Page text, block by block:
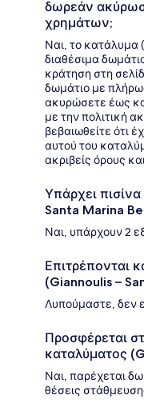
δωρεάν
χρημάτων;
Ναι, το κατάλυμα
διαθέσιμα
κράτηση στη
δωμάτιο με
ακυρώσετε έως
με την πολιτική
βεβαιωθείτε ότι
αυτού του
ακριβείς όρους
Υπάρχει
Santa Marina
Ναι, υπάρχουν 2
Επιτρέπονται
(Giannoulis –
Λυπούμαστε, δεν
Προσφέρεται
καταλύματος
Ναι, παρέχεται
θέσεις